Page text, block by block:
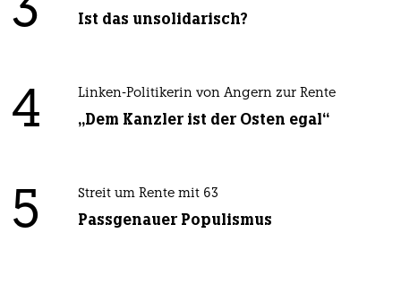
3 Ist das unsolidarisch?
4 Linken-Politikerin von Angern zur Rente
„Dem Kanzler ist der Osten egal“
5 Streit um Rente mit 63
Passgenauer Populismus